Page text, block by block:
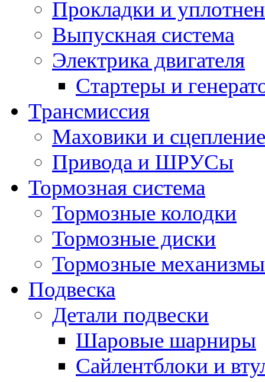
Прокладки и
Выпускная система
Электрика двигателя
Стартеры и
Трансмиссия
Маховики и сцепление
Привода и ШРУСы
Тормозная система
Тормозные колодки
Тормозные диски
Тормозные механизмы
Подвеска
Детали подвески
Шаровые шарниры
Сайлентблоки и